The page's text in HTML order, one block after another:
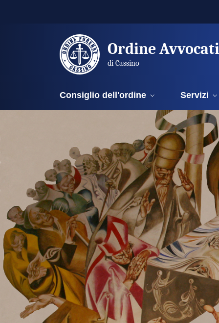
Ordine Avvocati
di Cassino
Consiglio dell'ordine Servizi